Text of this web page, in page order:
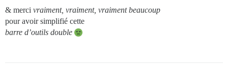
& merci vraiment, vraiment, vraiment beaucoup
pour avoir simplifié cette
barre d’outils double